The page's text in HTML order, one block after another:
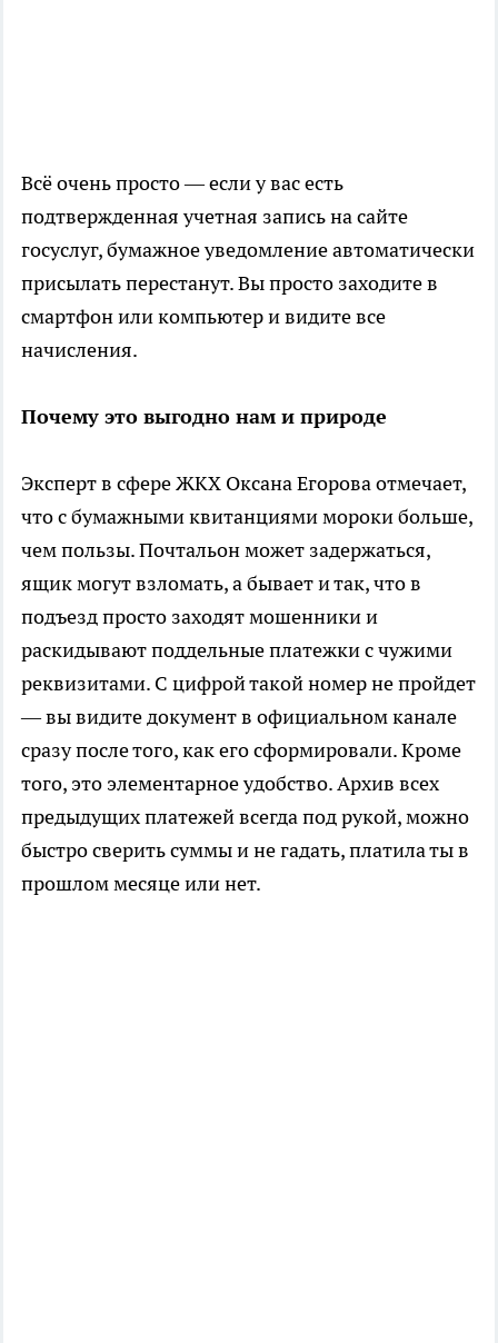
Всё очень просто — если у вас есть
подтвержденная учетная запись на сайте
госуслуг, бумажное уведомление автоматически
присылать перестанут. Вы просто заходите в
смартфон или компьютер и видите все
начисления.
Почему это выгодно нам и природе
Эксперт в сфере ЖКХ Оксана Егорова отмечает,
что с бумажными квитанциями мороки больше,
чем пользы. Почтальон может задержаться,
ящик могут взломать, а бывает и так, что в
подъезд просто заходят мошенники и
раскидывают поддельные платежки с чужими
реквизитами. С цифрой такой номер не пройдет
— вы видите документ в официальном канале
сразу после того, как его сформировали. Кроме
того, это элементарное удобство. Архив всех
предыдущих платежей всегда под рукой, можно
быстро сверить суммы и не гадать, платила ты в
прошлом месяце или нет.